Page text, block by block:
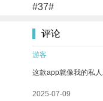
#37#
评论
游客
这款app就像我的私
2025-07-09